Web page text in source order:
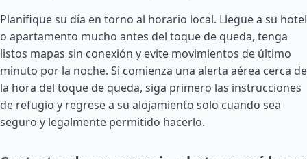
Planifique su día en torno al horario local. Llegue a su hotel
o apartamento mucho antes del toque de queda, tenga
listos mapas sin conexión y evite movimientos de último
minuto por la noche. Si comienza una alerta aérea cerca de
la hora del toque de queda, siga primero las instrucciones
de refugio y regrese a su alojamiento solo cuando sea
seguro y legalmente permitido hacerlo.